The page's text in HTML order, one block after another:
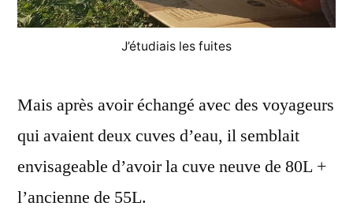
J’étudiais les fuites
Mais après avoir échangé avec des voyageurs
qui avaient deux cuves d’eau, il semblait
envisageable d’avoir la cuve neuve de 80L +
l’ancienne de 55L.